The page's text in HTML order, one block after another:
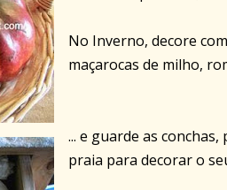
No Inverno, decore
maçarocas de milho,
... e guarde as
praia para decorar o